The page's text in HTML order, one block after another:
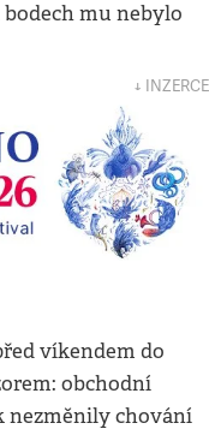
mu nebylo
↓ INZERCE
víkendem do
obchodní
nezměnily chování